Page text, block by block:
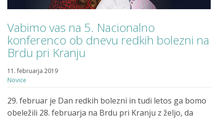
Vabimo vas na 5. Nacionalno
konferenco ob dnevu redkih bolezni na
Brdu pri Kranju
11. februarja 2019
Novice
29. februar je Dan redkih bolezni in tudi letos ga bomo
obeležili 28. februarja na Brdu pri Kranju z željo, da